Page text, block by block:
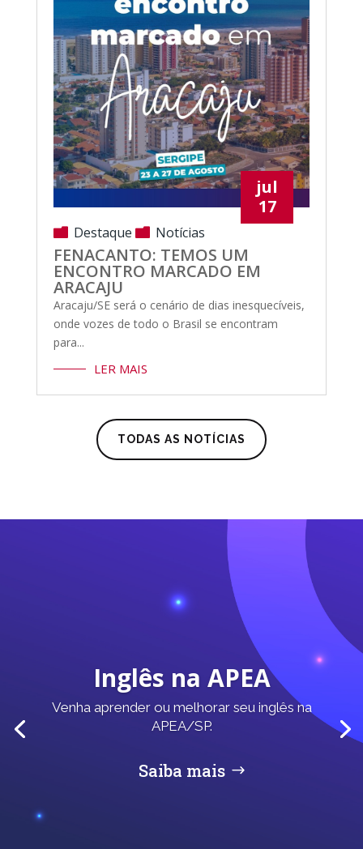
FENACANTO: TEMOS UM
ENCONTRO MARCADO EM
ARACAJU
jul
17
Destaque Notícias
Aracaju/SE será o cenário de dias inesquecíveis,
onde vozes de todo o Brasil se encontram
para...
LER MAIS
TODAS AS NOTÍCIAS
Venha Jogar!
Aqui na APEA/SP você vai encontrar uma turma de
Venha fazer parte de nossa equipe.